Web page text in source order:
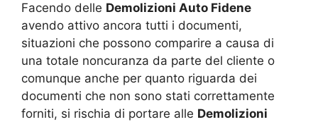
Facendo delle Demolizioni Auto Fidene
avendo attivo ancora tutti i documenti,
situazioni che possono comparire a causa di
una totale noncuranza da parte del cliente o
comunque anche per quanto riguarda dei
documenti che non sono stati correttamente
forniti, si rischia di portare alle Demolizioni